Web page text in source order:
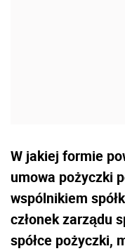
W jakiej formie
umowa pożyczki
wspólnikiem
członek zarządu
spółce pożyczki,